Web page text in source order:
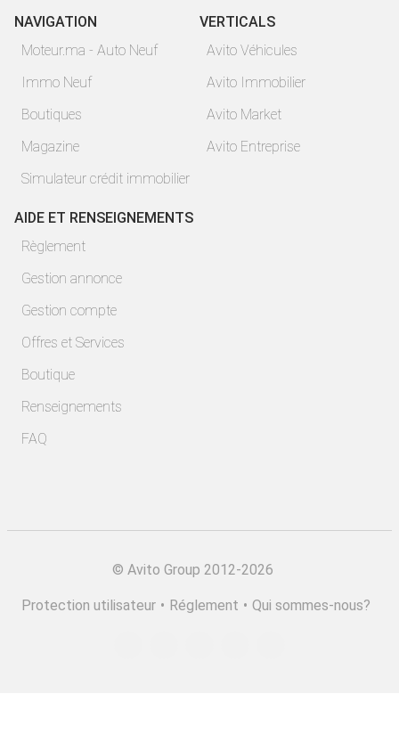
NAVIGATION
Moteur.ma - Auto Neuf
Immo Neuf
Boutiques
Magazine
Simulateur crédit immobilier
VERTICALS
Avito Véhicules
Avito Immobilier
Avito Market
Avito Entreprise
AIDE ET RENSEIGNEMENTS
Règlement
Gestion annonce
Gestion compte
Offres et Services
Boutique
Renseignements
FAQ
© Avito Group 2012-2026
Protection utilisateur • Réglement • Qui sommes-nous?